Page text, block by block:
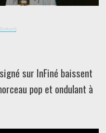
sur InFiné baissent
pop et ondulant à